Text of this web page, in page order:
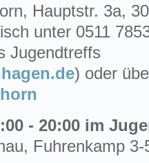
Hauptstr. 3a,
unter 0511
Jugendtreffs
) oder
- 20:00 im
Fuhrenkamp 3-